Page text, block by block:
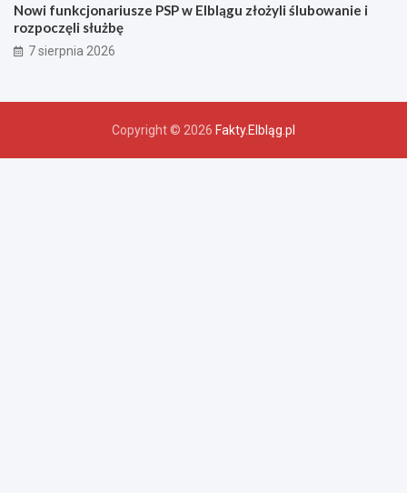
Nowi funkcjonariusze PSP w Elblągu złożyli ślubowanie i
rozpoczęli służbę
7 sierpnia 2026
Copyright © 2026 Fakty.Elbląg.pl